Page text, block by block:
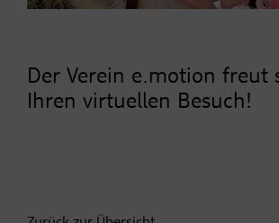
Der Verein e.motion freut
Ihren virtuellen Besuch!